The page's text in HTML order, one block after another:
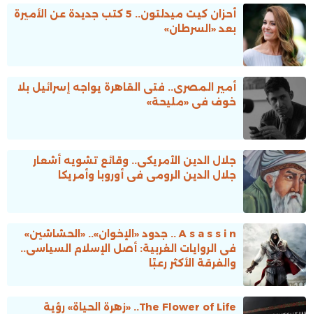
أحزان كيت ميدلتون.. 5 كتب جديدة عن الأميرة
بعد «السرطان»
أمير المصرى.. فتى القاهرة يواجه إسرائيل بلا
خوف فى «مليحة»
جلال الدين الأمريكى.. وقائع تشويه أشعار
جلال الدين الرومى فى أوروبا وأمريكا
A s a s s i n .. جدود «الإخوان».. «الحشاشين»
فى الروايات الغربية: أصل الإسلام السياسى..
والفرقة الأكثر رعبًا
The Flower of Life.. «زهرة الحياة» رؤية